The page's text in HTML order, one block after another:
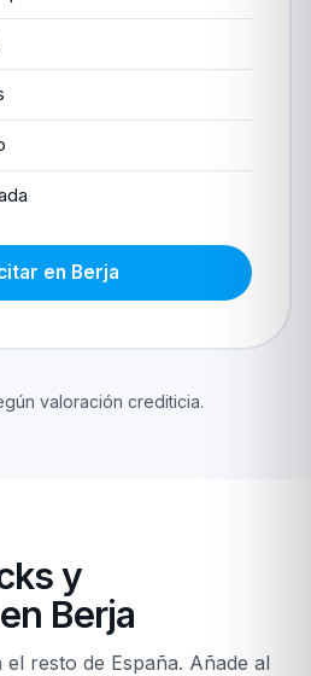
en Berja
valoración crediticia.
y
Berja
resto de España. Añade al